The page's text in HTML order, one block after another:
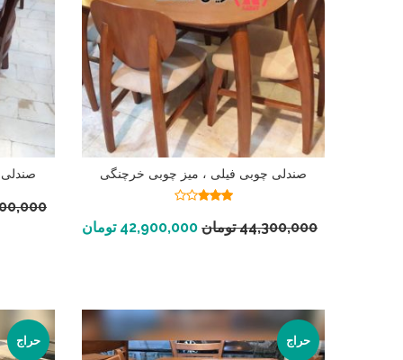
صندلی چوبی فیلی ، میز چوبی خرچنگی
2.82
از 5
44,300,000 تومان 42,900,000 تومان افزودن به سبد خرید
صندلی
حراج حراج